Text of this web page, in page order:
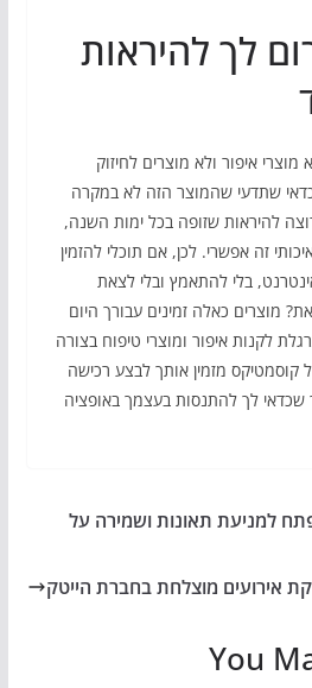
לך להיראות
איפור ולא מוצרים לחיזוק
שתדעי שהמוצר הזה לא במקרה
להיראות שזופה בכל ימות השנה,
זה אפשרי. לכן, אם תוכלי להזמין
בלי להתאמץ ובלי לצאת
מוצרים כאלה זמינים עבורך היום
לקנות איפור ומוצרי טיפוח בצורה
מזמין אותך לבצע רכישה
שכדאי לך להתנסות בעצמך באופציה
למניעת תאונות ושמירה על
אירועים מוצלחת בחברת הייטק
You